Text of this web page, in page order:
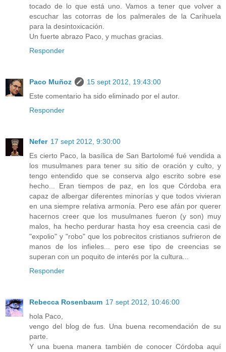
tocado de lo que está uno. Vamos a tener que volver a
escuchar las cotorras de los palmerales de la Carihuela
para la desintoxicación.
Un fuerte abrazo Paco, y muchas gracias.
Responder
Paco Muñoz
15 sept 2012, 19:43:00
Este comentario ha sido eliminado por el autor.
Responder
Nefer 17 sept 2012, 9:30:00
Es cierto Paco, la basílica de San Bartolomé fué vendida a
los musulmanes para tener su sitio de oración y culto, y
tengo entendido que se conserva algo escrito sobre ese
hecho... Eran tiempos de paz, en los que Córdoba era
capaz de albergar diferentes minorías y que todos vivieran
en una siempre relativa armonía. Pero ese afán por querer
hacernos creer que los musulmanes fueron (y son) muy
malos, ha hecho perdurar hasta hoy esa creencia casi de
"expolio" y "robo" que los pobrecitos cristianos sufrieron de
manos de los infieles... pero ese tipo de creencias se
superan con un poquito de interés por la cultura...
Responder
Rebecca Rosenbaum 17 sept 2012, 10:46:00
hola Paco,
vengo del blog de fus. Una buena recomendación de su
parte.
Y una buena manera también de conocer Córdoba aquí